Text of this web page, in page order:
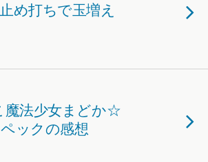
め打ちで玉増え
魔法少女まどか☆
ックの感想